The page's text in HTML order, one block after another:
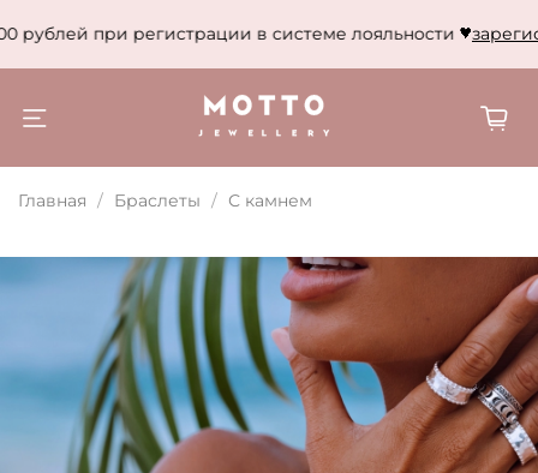
при регистрации в системе лояльности
Главная Браслеты С камнем